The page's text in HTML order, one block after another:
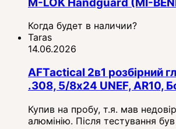
Когда будет в наличии?
Taras
14.06.2026
AFTactical 2в1 розбірний
.308, 5/8x24 UNEF, AR10,
Купив на пробу, т.я. мав
алюмінію. Після тестування